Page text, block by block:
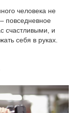
человека не
повседневное
счастливыми, и
себя в руках.